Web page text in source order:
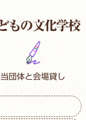
当団体と会場貸し